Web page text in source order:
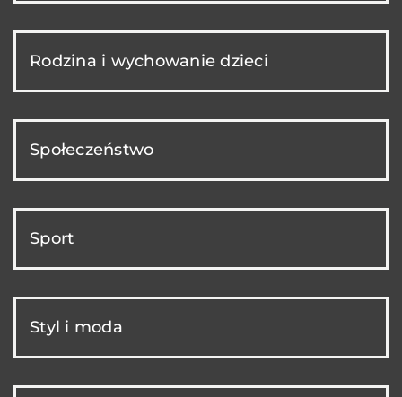
Rodzina i wychowanie dzieci
Społeczeństwo
Sport
Styl i moda